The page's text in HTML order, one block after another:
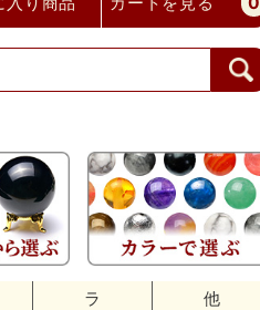
ラ 他